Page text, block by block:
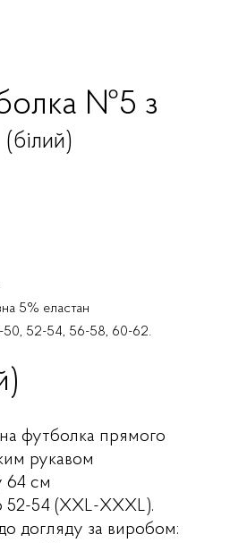
№5 з
(білий)
5% еластан
50, 52-54, 56-58, 60-62.
футболка прямого
рукавом
64 см
52-54 (XXL-XXXL).
догляду за виробом: